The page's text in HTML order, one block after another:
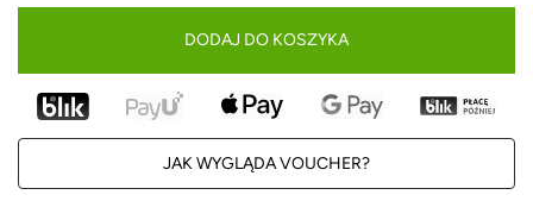
DODAJ DO KOSZYKA
JAK WYGLĄDA VOUCHER?